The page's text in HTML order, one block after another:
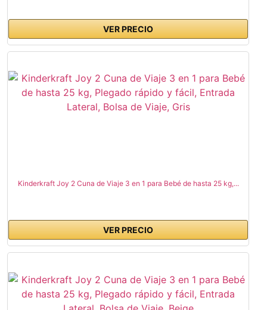
VER PRECIO
Kinderkraft Joy 2 Cuna de Viaje 3 en 1 para Bebé de hasta 25 kg,...
VER PRECIO